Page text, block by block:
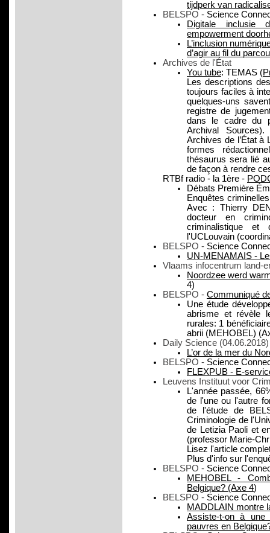
tijdperk van
BELSPO - Science
Digitale inclusie
empowerment
L’inclusion
d’agir au fil du
Archives de l'État
You tube: TEMAS (
Les descriptions
toujours faciles à
quelques-uns
registre de
dans le cadre du
Archival
Archives de l’État à
formes
thésaurus sera lié
de façon à rendre
RTBf radio - la 1ère -
Débats Première
Enquêtes
Avec : Thierry
docteur en
criminalistique et
l'UCLouvain
BELSPO - Science
UN-MENAMAIS -
Vlaams infocentrum land-
Noordzee werd
4)
BELSPO - Communiqué
Une étude
abrisme et révèle
rurales: 1
abrii (MEHOBEL)
Daily Science (04.06.2018)
L’or de la mer du
BELSPO - Science
FLEXPUB - E-
Leuvens Instituut voor
L'année passée,
de l'une ou l'autre
de l'étude de
Criminologie de
de Letizia Paoli et
(professor Marie-
Lisez l'article
Plus d'info sur
BELSPO - Science
MEHOBEL -
Belgique? (Axe 4)
BELSPO - Science
MADDLAIN montre
Assiste-t-on à une
pauvres en